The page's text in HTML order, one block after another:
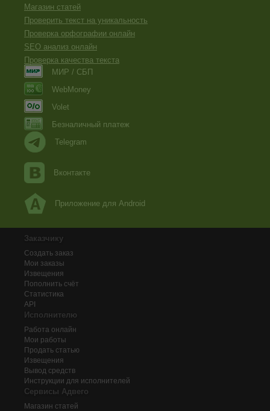
Магазин статей
Проверить текст на уникальность
Проверка орфографии онлайн
SEO анализ онлайн
Проверка качества текста
МИР / СБП
WebMoney
Volet
Безналичный платеж
Telegram
Вконтакте
Приложение для Android
Заказчику
Создать заказ
Мои заказы
Извещения
Пополнить счёт
Статистика
API
Исполнителю
Работа онлайн
Мои работы
Продать статью
Извещения
Вывод средств
Инструкции для исполнителей
Сервисы Адвего
Магазин статей